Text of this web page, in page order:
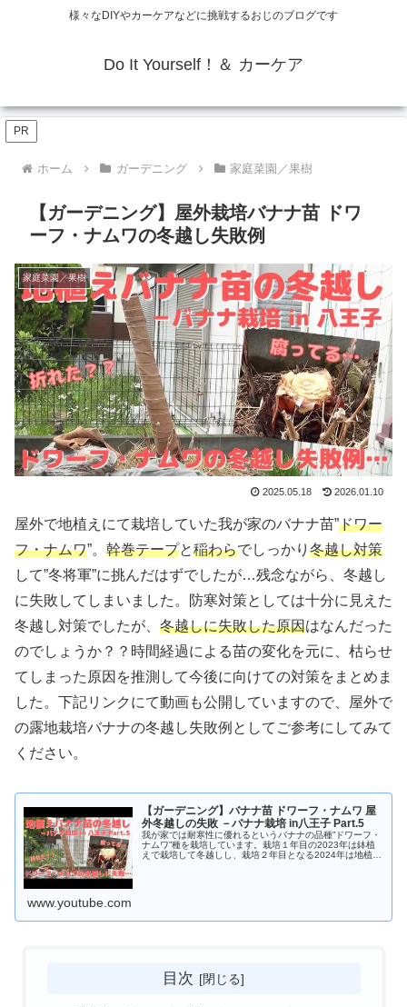
様々なDIYやカーケアなどに挑戦するおじのブログです
Do It Yourself！＆ カーケア
PR
ホーム ガーデニング 家庭菜園／果樹
【ガーデニング】屋外栽培バナナ苗 ドワ
ーフ・ナムワの冬越し失敗例
家庭菜園／果樹
2025.05.18 2026.01.10
屋外で地植えにて栽培していた我が家のバナナ苗”ドワー
フ・ナムワ”。 幹巻テープと稲わらでしっかり 冬越し対策
して”冬将軍”に挑んだはずでしたが…残念ながら、冬越し
に失敗してしまいました。防寒対策としては十分に見えた
冬越し対策でしたが、 冬越しに失敗した原因はなんだった
のでしょうか？？時間経過による苗の変化を元に、枯らせ
てしまった原因を推測して今後に向けての対策をまとめま
した。下記リンクにて動画も公開していますので、屋外で
の露地栽培バナナの冬越し失敗例としてご参考にしてみて
ください。
【ガーデニング】バナナ苗 ドワーフ・ナムワ 屋
外冬越しの失敗 －バナナ栽培 in八王子 Part.5
我が家では耐寒性に優れるというバナナの品種”ドワーフ・
ナムワ”種を栽培しています。栽培１年目の2023年は鉢植
えで栽培して冬越しし、栽培２年目となる2024年は地植え
www.youtube.com
目次